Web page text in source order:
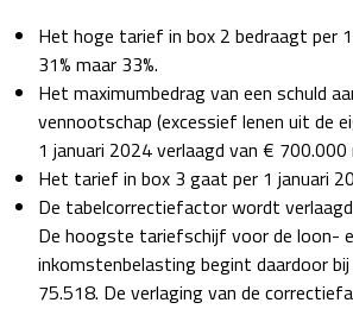
Het hoge tarief in box 2 bedraagt per
31% maar 33%.
Het maximumbedrag van een schuld
vennootschap (excessief lenen uit de
1 januari 2024 verlaagd van €
Het tarief in box 3 gaat per 1 januari
De tabelcorrectiefactor wordt
De hoogste tariefschijf voor de loon-
inkomstenbelasting begint daardoor
75.518. De verlaging van de